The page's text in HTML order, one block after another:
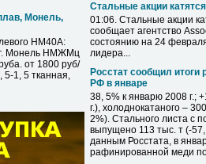
Монель,
НМ40А:
Монель НМЖМц
от 1800 руб/
1, 5 тканная,
Стальные акции
01:06. Стальные акции
сообщает агентство
состоянию на 24
лидера...
Росстат сообщил итоги
РФ в январе
38, 5% к январю 2008 г.;
г.), холоднокатаного –
2%). Стального листа с
выпущено 113 тыс. т (-
данным Росстата, в
рафинированной меди